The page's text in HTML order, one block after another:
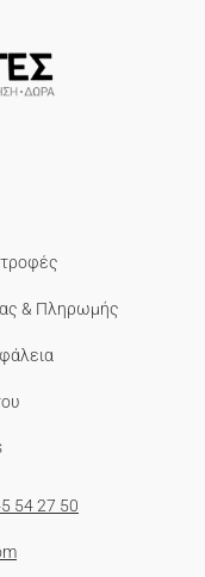
& Πληρωμής
54 27 50